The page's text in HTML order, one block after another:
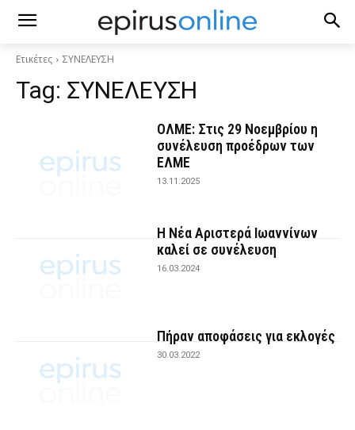
Ετικέτες ΣΥΝΕΛΕΥΣΗ
Tag: ΣΥΝΕΛΕΥΣΗ
ΟΛΜΕ: Στις 29 Νοεμβρίου η
συνέλευση προέδρων των
ΕΛΜΕ
13.11.2025
Η Νέα Αριστερά Ιωαννίνων
καλεί σε συνέλευση
16.03.2024
Πήραν αποφάσεις για εκλογές
30.03.2022